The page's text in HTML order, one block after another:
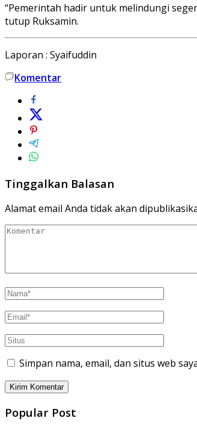
“Pemerintah hadir untuk melindungi
tutup Ruksamin.
Laporan : Syaifuddin
Komentar
Tinggalkan Balasan
Alamat email Anda tidak akan
Simpan nama, email, dan situs web
Popular Post